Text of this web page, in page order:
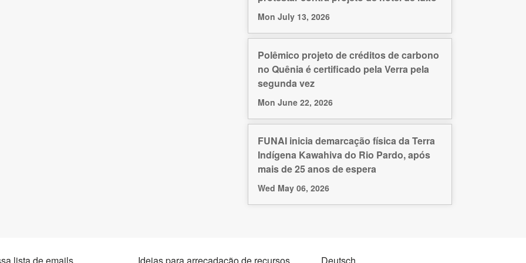
Mon July 13, 2026
Polêmico projeto de créditos de carbono
no Quênia é certificado pela Verra pela
segunda vez
Mon June 22, 2026
FUNAI inicia demarcação física da Terra
Indígena Kawahiva do Rio Pardo, após
mais de 25 anos de espera
Wed May 06, 2026